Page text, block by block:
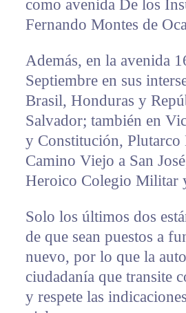
como avenida De los
Fernando Montes de
Además, en la avenida
Septiembre en sus
Brasil, Honduras y
Salvador; también en
y Constitución, Plutarco
Camino Viejo a San
Heroico Colegio Militar
Solo los últimos dos
de que sean puestos a
nuevo, por lo que la
ciudadanía que transite
y respete las